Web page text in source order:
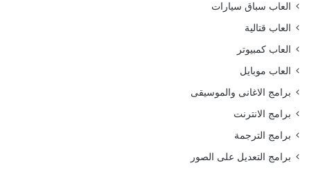
العاب سباق سيارات
العاب قتالية
العاب كمبيوتر
العاب موبايل
برامج الاغانى والموسيقى
برامج الانترنت
برامج الترجمة
برامج التعديل على الصور